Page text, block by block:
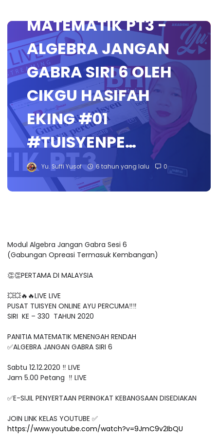
MATEMATIK PT3 -
ALGEBRA JANGAN
GABRA SIRI 6 OLEH
CIKGU HASIFAH
EKING #01
#TUISYENPE…
Yu. Suffi Yusof 6 tahun yang lalu 0
Modul Algebra Jangan Gabra Sesi 6
(Gabungan Opreasi Termasuk Kembangan)
👏👏PERTAMA DI MALAYSIA
💥💥🔥🔥LIVE LIVE
PUSAT TUISYEN ONLINE AYU PERCUMA‼️‼️
SIRI KE – 330 TAHUN 2020
PANITIA MATEMATIK MENENGAH RENDAH
✅ALGEBRA JANGAN GABRA SIRI 6
Sabtu 12.12.2020 ‼️ LIVE
Jam 5.00 Petang ‼️ LIVE
✅E-SIJIL PENYERTAAN PERINGKAT KEBANGSAAN DISEDIAKAN
JOIN LINK KELAS YOUTUBE ✅
https://www.youtube.com/watch?v=9JmC9v2IbQU